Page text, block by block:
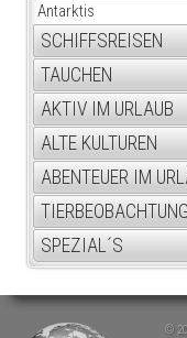
Antarktis
SCHIFFSREISEN
TAUCHEN
AKTIV IM URLAUB
ALTE KULTUREN
ABENTEUER IM
SPEZIAL´S
©